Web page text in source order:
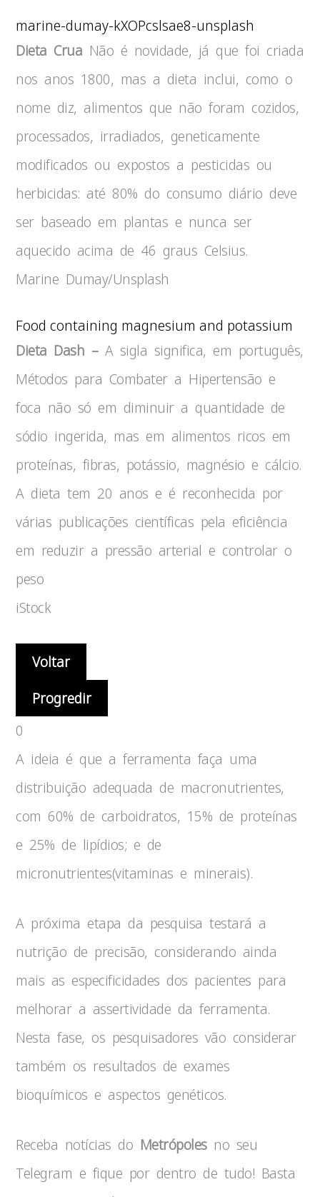
marine-dumay-kXOPcslsae8-unsplash
Dieta Crua Não é novidade, já que foi criada
nos anos 1800, mas a dieta inclui, como o
nome diz, alimentos que não foram cozidos,
processados, irradiados, geneticamente
modificados ou expostos a pesticidas ou
herbicidas: até 80% do consumo diário deve
ser baseado em plantas e nunca ser
aquecido acima de 46 graus Celsius.
Marine Dumay/Unsplash
Food containing magnesium and potassium
Dieta Dash –A sigla significa, em português,
Métodos para Combater a Hipertensão e
foca não só em diminuir a quantidade de
sódio ingerida, mas em alimentos ricos em
proteínas, fibras, potássio, magnésio e cálcio.
A dieta tem 20 anos e é reconhecida por
várias publicações científicas pela eficiência
em reduzir a pressão arterial e controlar o
peso
iStock
Voltar
Progredir
0
A ideia é que a ferramenta faça uma
distribuição adequada de macronutrientes,
com 60% de carboidratos, 15% de proteínas
e 25% de lipídios; e de
micronutrientes(vitaminas e minerais).
A próxima etapa da pesquisa testará a
nutrição de precisão, considerando ainda
mais as especificidades dos pacientes para
melhorar a assertividade da ferramenta.
Nesta fase, os pesquisadores vão considerar
também os resultados de exames
bioquímicos e aspectos genéticos.
Receba notícias do Metrópolesno seu
Telegram e fique por dentro de tudo! Basta